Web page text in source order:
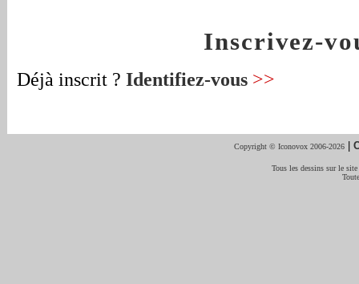
Inscrivez-
Déjà inscrit ? Identifiez-vous >>
Copyright © Iconovox 2006-2026 |
Tous les dessins sur le